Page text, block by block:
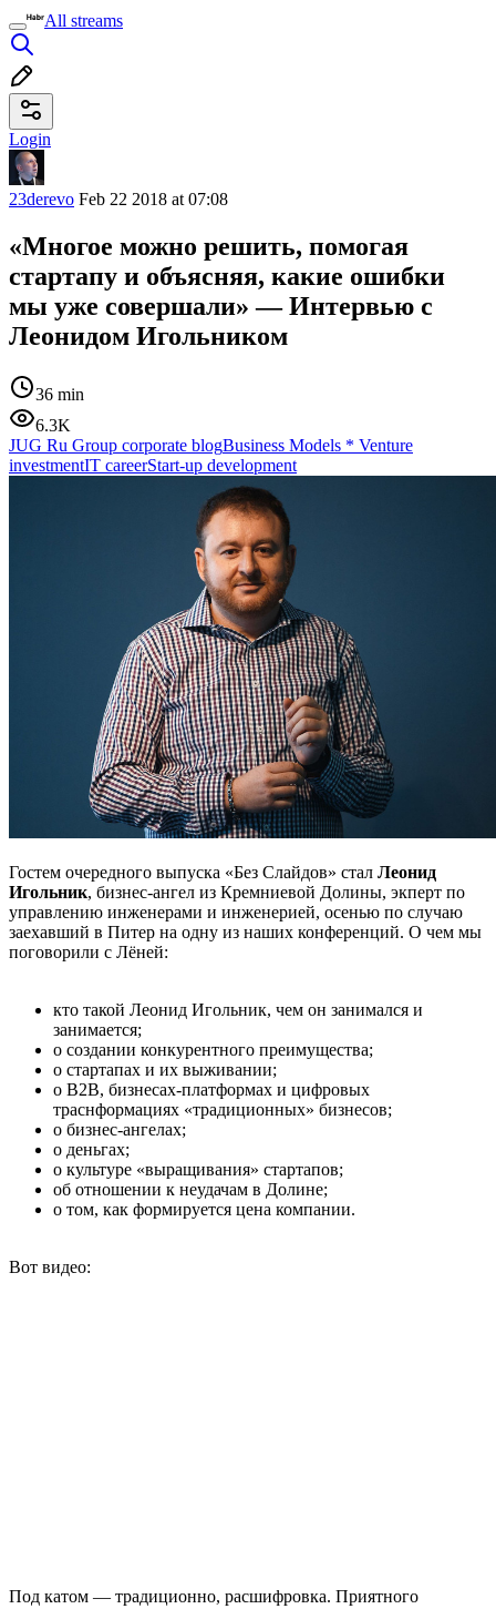
All streams
Login
23derevo Feb 22 2018 at 07:08
«Многое можно решить, помогая
стартапу и объясняя, какие ошибки
мы уже совершали» — Интервью с
Леонидом Игольником
36 min
6.3K
JUG Ru Group corporate blogBusiness Models * Venture
investmentIT careerStart-up development
Гостем очередного выпуска «Без Слайдов» стал Леонид
Игольник, бизнес-ангел из Кремниевой Долины, экперт по
управлению инженерами и инженерией, осенью по случаю
заехавший в Питер на одну из наших конференций. О чем мы
поговорили с Лёней:
кто такой Леонид Игольник, чем он занимался и
занимается;
о создании конкурентного преимущества;
о стартапах и их выживании;
о B2B, бизнесах-платформах и цифровых
траснформациях «традиционных» бизнесов;
о бизнес-ангелах;
о деньгах;
о культуре «выращивания» стартапов;
об отношении к неудачам в Долине;
о том, как формируется цена компании.
Вот видео:
Под катом — традиционно, расшифровка. Приятного